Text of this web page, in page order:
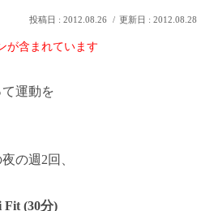
2012.08.26 2012.08.28
が含まれています
運動を
の週2回、
Fit (30分)